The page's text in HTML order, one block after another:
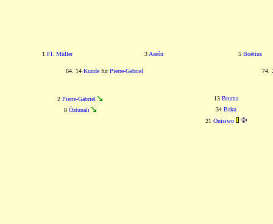
1 Fl. Müller 3 Aarón 5 Boëtius
64. 14 KundefürPierre-Gabriel 74.
2 Pierre-Gabriel 13 Bruma
8 Öztunalı 34 Baku
21 Onisiwo